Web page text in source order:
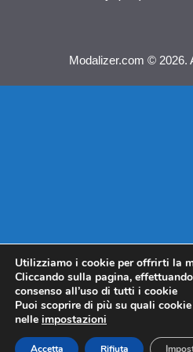
Modalizer.com © 2026.
Utilizziamo i cookie per offrirti la
Cliccando sulla pagina,
consenso all’uso di tutti i cookie
Puoi scoprire di più su quali
nelle impostazioni
Accetta Rifiuta